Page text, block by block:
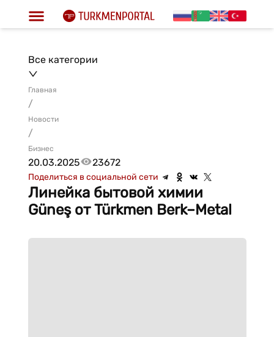
Все категории
Главная
/
Новости
/
Бизнес
20.03.2025 23672
Поделиться в социальной сети
Линейка бытовой химии
Güneş от Türkmen Berk–Metal